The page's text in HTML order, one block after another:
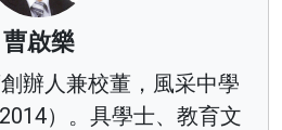
曹啟樂
辦人兼校董，風采中學
）。具學士、教育文